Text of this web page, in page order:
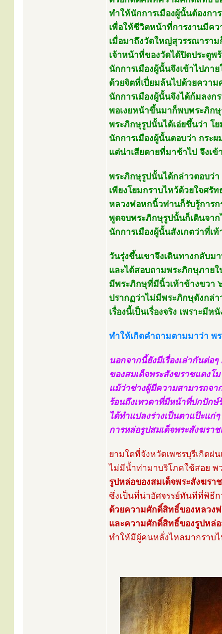
ทำให้นักการเมืองผู้นั้นต้องกา
เพื่อให้ชีวิตหน้าที่การงานมีค
เมื่อมาถึงวัดใหญ่สุวรรณาราม
เจ้าหน้าที่ของวัดได้ปิดประตู
นักการเมืองผู้นั้นจึงเข้าไปภา
ด้วยจิตที่เปี่ยมล้นไปด้วยควา
นักการเมืองผู้นั้นจึงได้ก้มลงก
พอเงยหน้าขึ้นมาก็พบพระภิก
พระภิกษุรูปนั้นได้เอ่ยขึ้นว่า โ
นักการเมืองผู้นั้นตอบว่า กระ
แต่น่าเสียดายที่มาช้าไป จึงเ
พระภิกษุรูปนั้นได้กล่าวตอบว่
เพียงโยมกราบไหว้ด้วยใจศรัท
หลวงพ่อหกนิ้วท่านก็รับรู้การก
พูดจบพระภิกษุรูปนั้นก็เดินจาก
นักการเมืองผู้นั้นสังเกตว่าที่เ
วันรุ่งขึ้นเขาจึงเดินทางกลับ
และได้สอบถามพระภิกษุภายใ
มีพระภิกษุที่มีนิ้วเท้าข้างขวา
ปรากฏว่าไม่มีพระภิกษุดังกล่
เรื่องนี้เป็นเรื่องจริง เพราะมี
ทำให้เกิดคำถามตามมาว่า พ
นอกจากนี้ยังมีเรื่องเล่ากันต่อ
ของสมเด็จพระสังฆราชแตงโ
แม้ว่าช่างผู้มีความสามารถจา
ร้อนถึงเทวดาที่มีหน้าที่ปกปักษ์
ได้ทำแปลงร่างเป็นตาแป๊ะแก่
การหล่อรูปสมเด็จพระสังฆรา
ยามใดที่จังหวัดเพชรบุรีเกิด
ไม่มีน้ำท่ามาบริโภคใช้สอย
รูปหล่อของสมเด็จพระสังฆรา
ซึ่งเป็นที่น่าอัศจรรย์ทันทีที่พิธี
ด้วยความศักดิ์สิทธิ์ของหลวง
และความศักดิ์สิทธิ์ของรูปหล่
ทำให้มีผู้คนหลั่งไหลมากราบไ